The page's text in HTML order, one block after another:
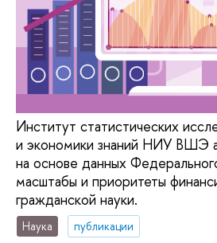
Институт статистических
и экономики знаний НИУ ВШЭ
на основе данных
масштабы и приоритеты
гражданской науки.
Наука
публикации